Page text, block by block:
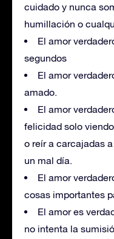
cuidado y nunca
humillación o
El amor
segundos
El amor
amado.
El amor
felicidad solo
o reír a carcajadas
un mal día.
El amor
cosas importantes
El amor es
no intenta la